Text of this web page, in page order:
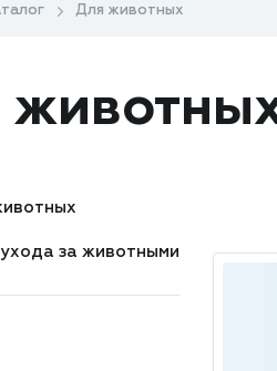
Для животных
за животными